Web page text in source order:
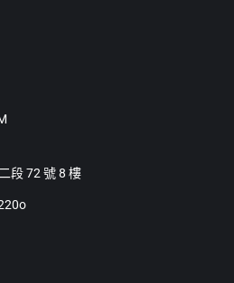
段 72 號 8 樓